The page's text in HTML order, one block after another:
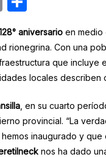
p
y
Li
n
k
ar
e
aniversario en medio
rionegrina. Con una
que incluye
locales describen
, en su cuarto
provincial. “La
inaugurado y
nos ha dado